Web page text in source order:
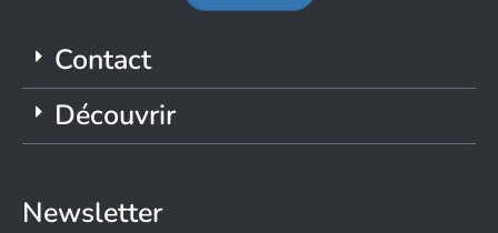
Contact
Découvrir
Newsletter